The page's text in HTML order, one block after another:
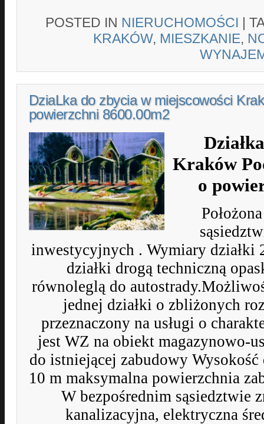
POSTED IN NIERUCHOMOŚCI |
KRAKÓW, MIESZKANIE,
DziaLka do zbycia w miejscowości
powierzchni 8600.00m2
Kraków
o
inwestycyjnych . Wymiary działki
działki drogą techniczną
równoleglą do
jednej działki o zbliżonych
przeznaczony na usługi o
jest WZ na obiekt magazynowo-
do istniejącej zabudowy
10 m maksymalna powierzchnia
W bezpośrednim sąsiedztwie
kanalizacyjna, elektryczna